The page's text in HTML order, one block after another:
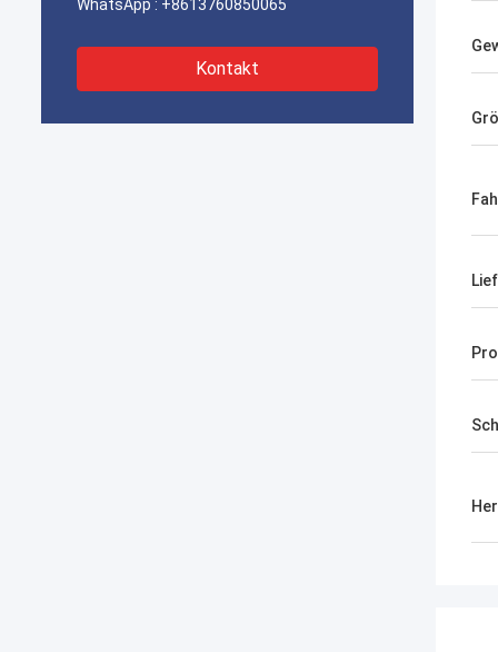
WhatsApp : +8613760850065
Kontakt